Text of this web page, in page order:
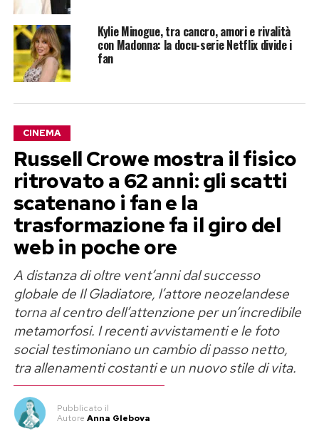
Kylie Minogue, tra cancro, amori e rivalità
con Madonna: la docu-serie Netflix divide i
fan
CINEMA
Russell Crowe mostra il fisico
ritrovato a 62 anni: gli scatti
scatenano i fan e la
trasformazione fa il giro del
web in poche ore
A distanza di oltre vent’anni dal successo
globale de Il Gladiatore, l’attore neozelandese
torna al centro dell’attenzione per un’incredibile
metamorfosi. I recenti avvistamenti e le foto
social testimoniano un cambio di passo netto,
tra allenamenti costanti e un nuovo stile di vita.
Pubblicato il
Autore Anna Glebova